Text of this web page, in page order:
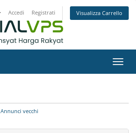
Accedi Registrati Visualizza Carrello
Attiva
Annunci vecchi